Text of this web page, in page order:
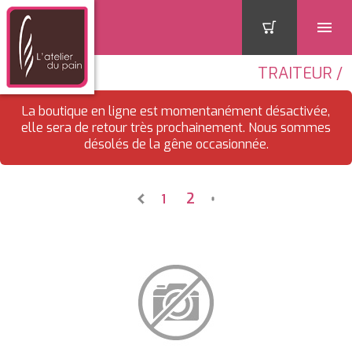
TRAITEUR /
La boutique en ligne est momentanément désactivée,
elle sera de retour très prochainement. Nous sommes
désolés de la gêne occasionnée.
1 2